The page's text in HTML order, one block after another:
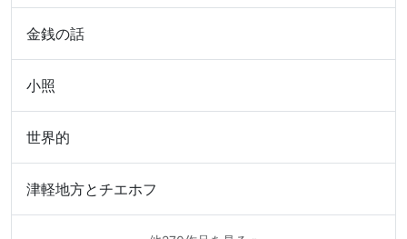
金銭の話
小照
世界的
津軽地方とチエホフ